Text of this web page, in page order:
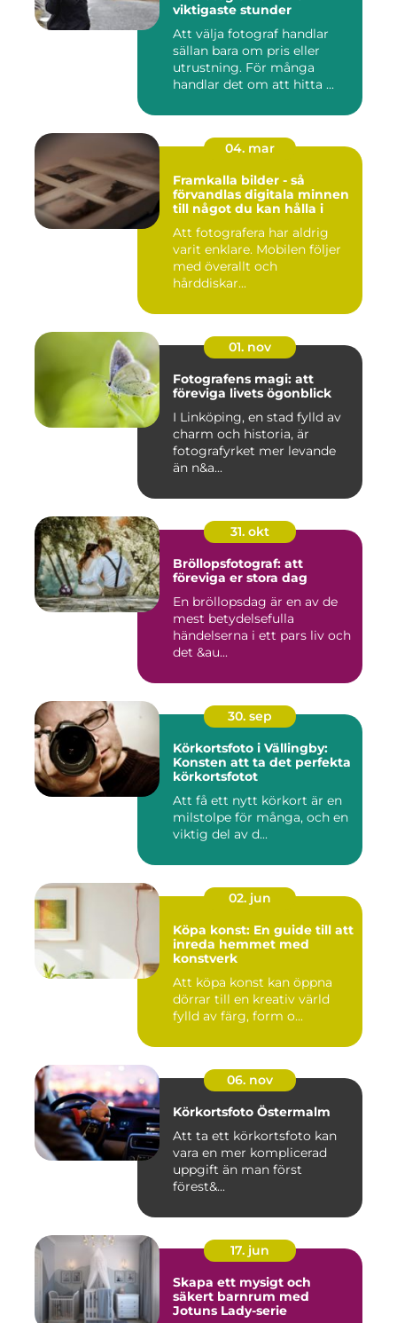
viktigaste stunder
Att välja fotograf handlar
sällan bara om pris eller
utrustning. För många
handlar det om att hitta ...
04. mar
Framkalla bilder - så
förvandlas digitala minnen
till något du kan hålla i
Att fotografera har aldrig
varit enklare. Mobilen följer
med överallt och
hårddiskar...
01. nov
Fotografens magi: att
föreviga livets ögonblick
I Linköping, en stad fylld av
charm och historia, är
fotografyrket mer levande
än n&a...
31. okt
Bröllopsfotograf: att
föreviga er stora dag
En bröllopsdag är en av de
mest betydelsefulla
händelserna i ett pars liv och
det &au...
30. sep
Körkortsfoto i Vällingby:
Konsten att ta det perfekta
körkortsfotot
Att få ett nytt körkort är en
milstolpe för många, och en
viktig del av d...
02. jun
Köpa konst: En guide till att
inreda hemmet med
konstverk
Att köpa konst kan öppna
dörrar till en kreativ värld
fylld av färg, form o...
06. nov
Körkortsfoto Östermalm
Att ta ett körkortsfoto kan
vara en mer komplicerad
uppgift än man först
förest&...
17. jun
Skapa ett mysigt och
säkert barnrum med
Jotuns Lady-serie